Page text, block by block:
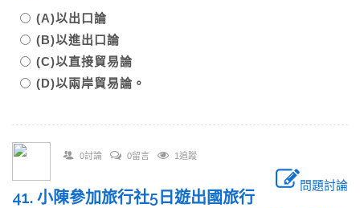
(A)以出口論
(B)以進出口論
(C)以直接貿易論
(D)以兩岸貿易論。
0討論 0留言 1追蹤
問題討論
41. 小陳參加旅行社5日遊出國旅行